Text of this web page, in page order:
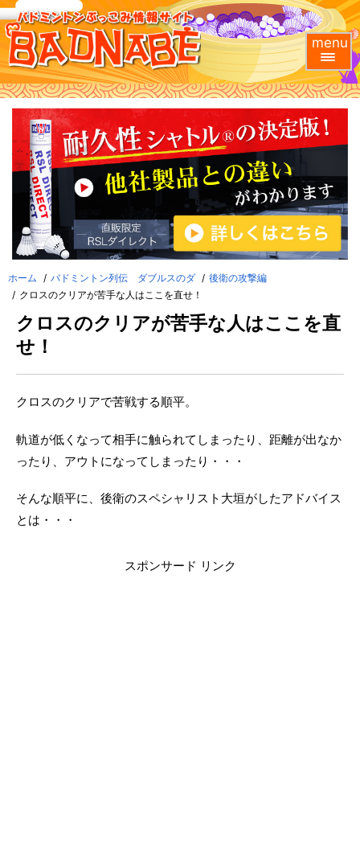
menu
ホーム バドミントン列伝 ダブルスのダ
後衛の攻撃編
クロスのクリアが苦手な人はここを直せ！
クロスのクリアが苦手な人はここを直
せ！
クロスのクリアで苦戦する順平。
軌道が低くなって相手に触られてしまったり、距離が出なか
ったり、アウトになってしまったり・・・
そんな順平に、後衛のスペシャリスト大垣がしたアドバイス
とは・・・
スポンサード リンク